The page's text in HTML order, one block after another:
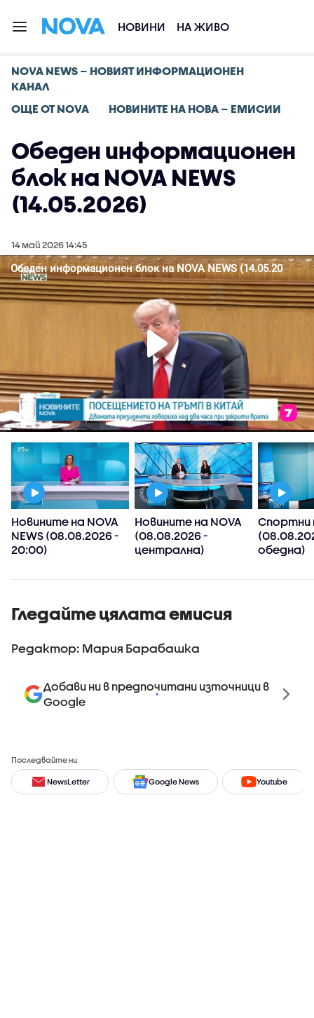
НОВИНИ НА ЖИВО
NOVA NEWS – НОВИЯТ ИНФОРМАЦИОНЕН
КАНАЛ
ОЩЕ ОТ NOVA
НОВИНИТЕ НА НОВА – ЕМИСИИ
Обеден информационен
блок на NOVA NEWS
(14.05.2026)
14 май 2026 14:45
Новините на NOVA
NEWS (08.08.2026 -
20:00)
Новините на NOVA
(08.08.2026 -
централна)
Спортни
обедна)
Гледайте цялата емисия
Редактор: Мария Барабашка
Добави ни в предпочитани източници в
Google
Последвайте ни
NewsLetter Google News Youtube